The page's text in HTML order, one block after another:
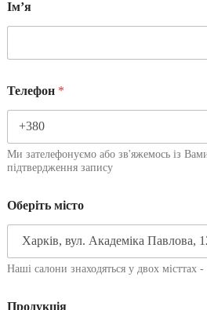
Імʼя
Телефон *
Ми зателефонуємо або зв'яжемось із
підтвердження запису
Оберіть місто
Наші салони знаходяться у двох місттах -
Продукція